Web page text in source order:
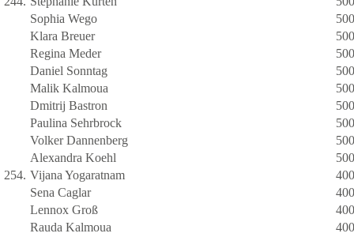
Sophia Wego
500
Klara Breuer
500
Regina Meder
500
Daniel Sonntag
500
Malik Kalmoua
500
Dmitrij Bastron
500
Paulina Sehrbrock
500
Volker Dannenberg
500
Alexandra Koehl
500
254. Vijana Yogaratnam
400
Sena Caglar
400
Lennox Groß
400
Rauda Kalmoua
400